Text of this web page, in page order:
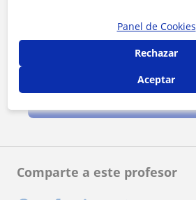
Comparte a este profesor
Al hacer clic, aceptas nuestroaviso legal
Panel de Cookies
Rechazar
Aceptar